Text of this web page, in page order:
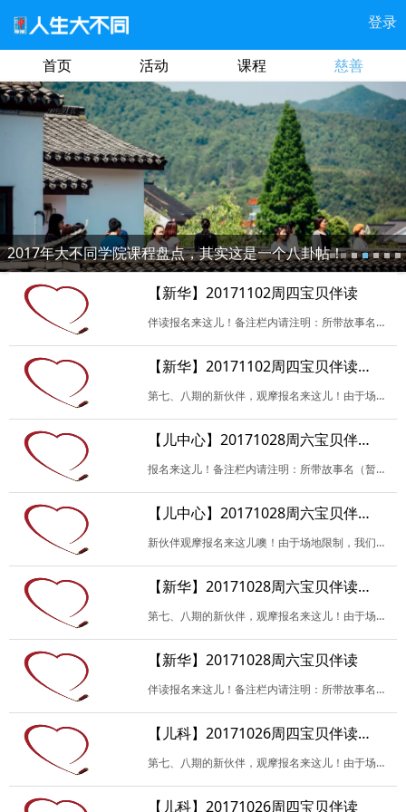
登录
首页 活动 课程 慈善
2017年大不同学院课程盘点，其实这是一个八卦帖！
【新华】20171102周四宝贝伴读
伴读报名来这儿！备注栏内请注明：所带故事名（暂定也可），是否负责当天活动开场或者记录，是否试读，及其他未尽事宜。谢谢！
【新华】20171102周四宝贝伴读（观摩）
第七、八期的新伙伴，观摩报名来这儿！由于场地限制，我们每次会尽可能地多安排新伙伴观摩，并且以报名试读的优先。请填写相关信息，参加试读请备注哟！如无特殊原因，请珍…
【儿中心】20171028周六宝贝伴读活动
报名来这儿！备注栏内请注明：所带故事名（暂定也可以），是否负责当天活动开场或者记录，是否试读，及其他未尽事宜。谢谢！
【儿中心】20171028周六宝贝伴读活动（观摩）
新伙伴观摩报名来这儿噢！由于场地限制，我们每次会尽可能的多安排新伙伴观摩。请填写相关信息，备注栏内请注明：是否试读？试读故事名（暂定也可）。
【新华】20171028周六宝贝伴读（观摩）
第七、八期的新伙伴，观摩报名来这儿！由于场地限制，我们每次会尽可能地多安排新伙伴观摩，并且以报名试读的优先。请填写相关信息，参加试读请备注哟！如无特殊原因，请珍…
【新华】20171028周六宝贝伴读
伴读报名来这儿！备注栏内请注明：所带故事名（暂定也可），是否负责当天活动开场或者记录，是否试读，及其他未尽事宜。谢谢！
【儿科】20171026周四宝贝伴读（观摩）
第七、八期的新伙伴，观摩报名来这儿！由于场地限制，我们每次会尽可能地多安排新伙伴观摩，并且以报名试读的优先。请填写相关信息，参加试读请备注哟！如无特殊原因，请珍…
【儿科】20171026周四宝贝伴读